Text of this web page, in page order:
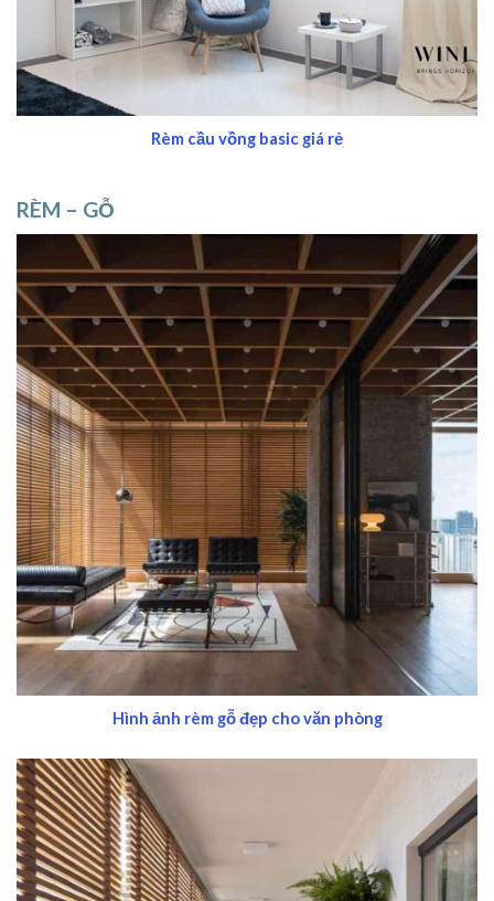
Rèm cầu vồng basic giá rẻ
RÈM – GỖ
Hình ảnh rèm gỗ đẹp cho văn phòng